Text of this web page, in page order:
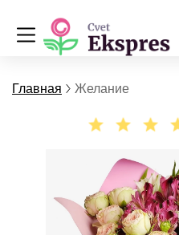
Главная Желание